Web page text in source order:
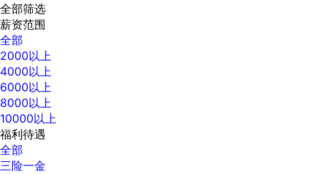
全部筛选
薪资范围
全部
2000以上
4000以上
6000以上
8000以上
10000以上
福利待遇
全部
三险一金